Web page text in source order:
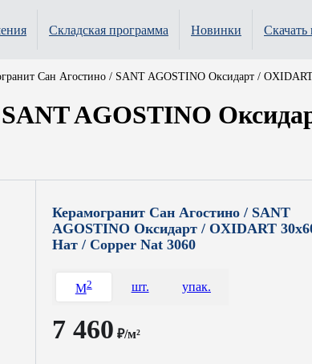
Складская программа Новинки Скачать
Сан Агостино / SANT AGOSTINO Оксидарт /
AGOSTINO
Керамогранит Сан Агостино / SANT
AGOSTINO Оксидарт / OXIDART
Нат / Copper Nat 3060
M2 шт. упак.
7 460 ₽/м²